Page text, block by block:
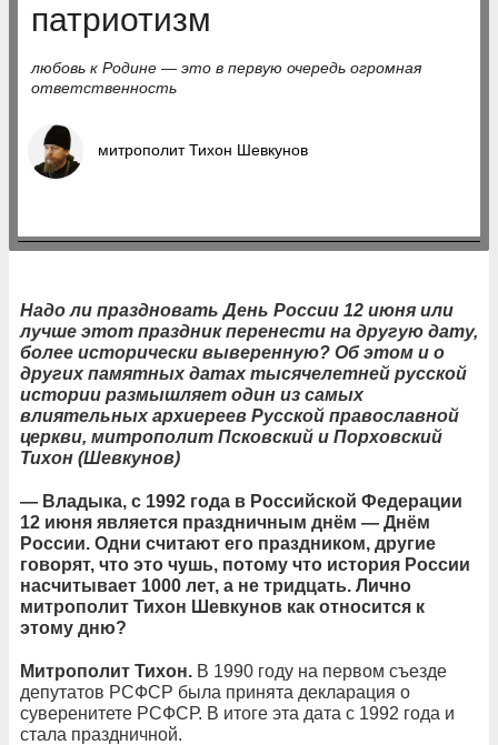
патриотизм
любовь к Родине — это в первую очередь огромная
ответственность
митрополит Тихон Шевкунов
Надо ли праздновать День России 12 июня или
лучше этот праздник перенести на другую дату,
более исторически выверенную? Об этом и о
других памятных датах тысячелетней русской
истории размышляет один из самых
влиятельных архиереев Русской православной
церкви, митрополит Псковский и Порховский
Тихон (Шевкунов)
— Владыка, с 1992 года в Российской Федерации
12 июня является праздничным днём — Днём
России. Одни считают его праздником, другие
говорят, что это чушь, потому что история России
насчитывает 1000 лет, а не тридцать. Лично
митрополит Тихон Шевкунов как относится к
этому дню?
Митрополит Тихон. В 1990 году на первом съезде
депутатов РСФСР была принята декларация о
суверенитете РСФСР. В итоге эта дата с 1992 года и
стала праздничной.